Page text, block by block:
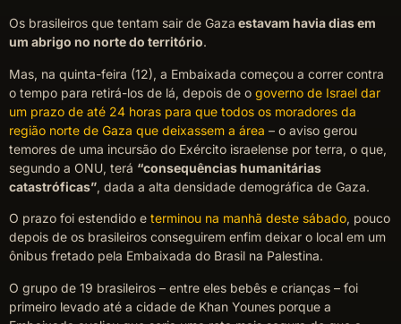
Os brasileiros que tentam sair de Gaza estavam havia dias em
um abrigo no norte do território.
Mas, na quinta-feira (12), a Embaixada começou a correr contra
o tempo para retirá-los de lá, depois de o governo de Israel dar
um prazo de até 24 horas para que todos os moradores da
região norte de Gaza que deixassem a área – o aviso gerou
temores de uma incursão do Exército israelense por terra, o que,
segundo a ONU, terá “consequências humanitárias
catastróficas”, dada a alta densidade demográfica de Gaza.
O prazo foi estendido e terminou na manhã deste sábado, pouco
depois de os brasileiros conseguirem enfim deixar o local em um
ônibus fretado pela Embaixada do Brasil na Palestina.
O grupo de 19 brasileiros – entre eles bebês e crianças – foi
primeiro levado até a cidade de Khan Younes porque a